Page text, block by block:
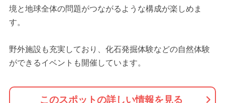
境と地球全体の問題がつながるような構成が楽しめま
す。
野外施設も充実しており、化石発掘体験などの自然体験
ができるイベントも開催しています。
このスポットの詳しい情報を見る